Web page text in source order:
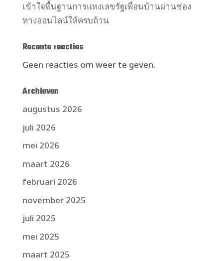
เข้าใจพื้นฐานการแทงเลขรัฐเพื่อนบ้านผ่านช่อง
ทางออนไลน์ให้ครบถ้วน
Recente reacties
Geen reacties om weer te geven.
Archieven
augustus 2026
juli 2026
mei 2026
maart 2026
februari 2026
november 2025
juli 2025
mei 2025
maart 2025